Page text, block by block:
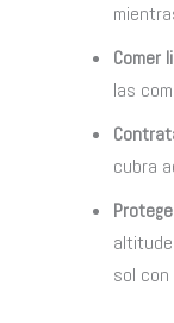
Comer
las
cubra
sol con